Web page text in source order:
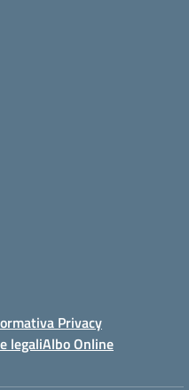
Privacy
legaliAlbo Online